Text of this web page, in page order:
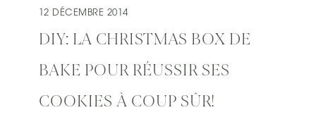
12 DÉCEMBRE 2014
DIY: LA CHRISTMAS BOX DE
BAKE POUR RÉUSSIR SES
COOKIES À COUP SÛR!